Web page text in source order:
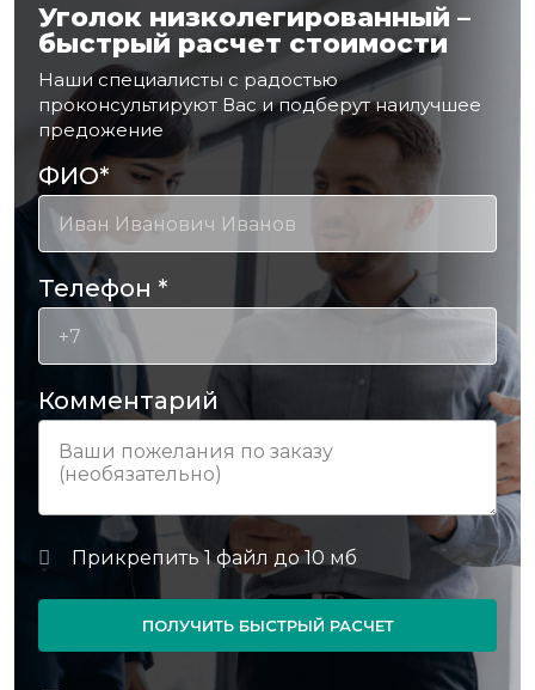
Уголок низколегированный –
быстрый расчет стоимости
Наши специалисты с радостью
проконсультируют Вас и подберут наилучшее
предожение
ФИО*
Телефон *
Комментарий
ПОЛУЧИТЬ БЫСТРЫЙ РАСЧЕТ